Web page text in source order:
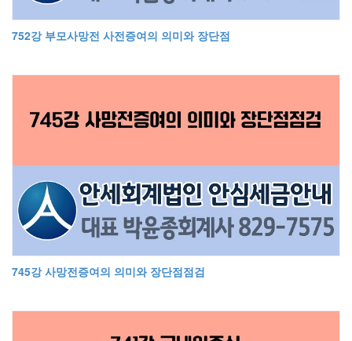
752강 부모사망전 사전증여의 의미와 장단점
745강 사망전증여의 의미와 장단점점검